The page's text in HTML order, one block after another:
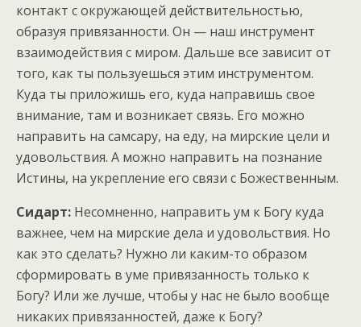
контакт с окружающей действительностью,
образуя привязанности. Он — наш инструмент
взаимодействия с миром. Дальше все зависит от
того, как ты пользуешься этим инструментом.
Куда ты приложишь его, куда направишь свое
внимание, там и возникает связь. Его можно
направить на самсару, на еду, на мирские цели и
удовольствия. А можно направить на познание
Истины, на укрепление его связи с Божественным.
Сидарт: Несомненно, направить ум к Богу куда
важнее, чем на мирские дела и удовольствия. Но
как это сделать? Нужно ли каким-то образом
сформировать в уме привязанность только к
Богу? Или же лучше, чтобы у нас не было вообще
никаких привязанностей, даже к Богу?